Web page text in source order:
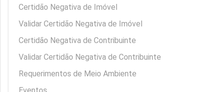
Certidão Negativa de Imóvel
Validar Certidão Negativa de Imóvel
Certidão Negativa de Contribuinte
Validar Certidão Negativa de Contribuinte
Requerimentos de Meio Ambiente
Eventos